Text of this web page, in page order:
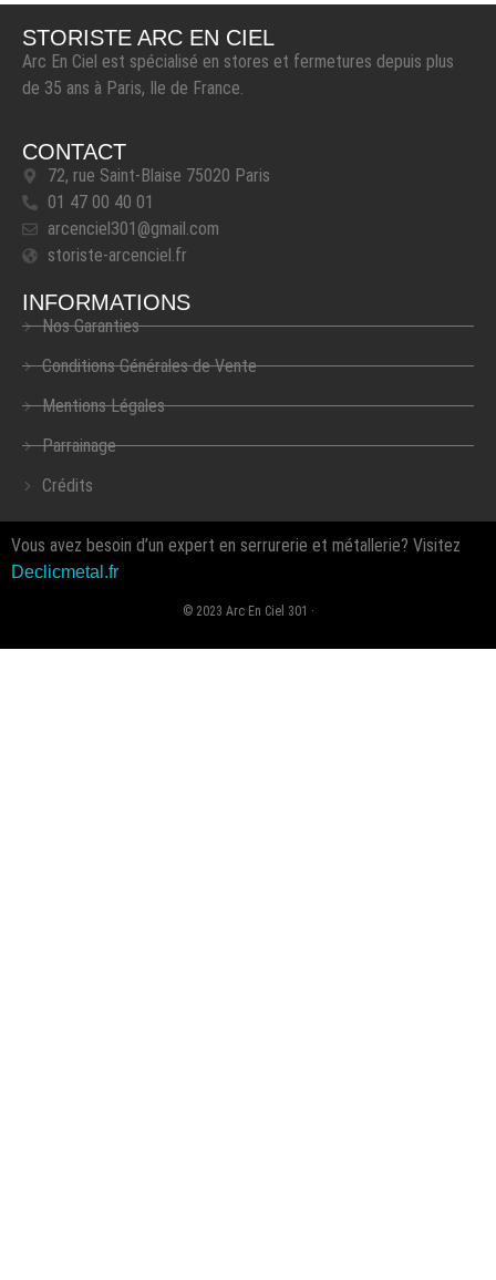
STORISTE ARC EN CIEL
Arc En Ciel est spécialisé en stores et fermetures depuis plus
de 35 ans à Paris, Ile de France.
CONTACT
72, rue Saint-Blaise 75020 Paris
01 47 00 40 01
arcenciel301@gmail.com
storiste-arcenciel.fr
INFORMATIONS
Nos Garanties
Conditions Générales de Vente
Mentions Légales
Parrainage
Crédits
Vous avez besoin d’un expert en serrurerie et métallerie? Visitez
Declicmetal.fr
© 2023 Arc En Ciel 301 ·